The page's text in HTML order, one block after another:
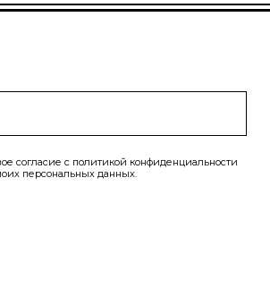
согласие с политикой конфиденциальности
персональных данных.